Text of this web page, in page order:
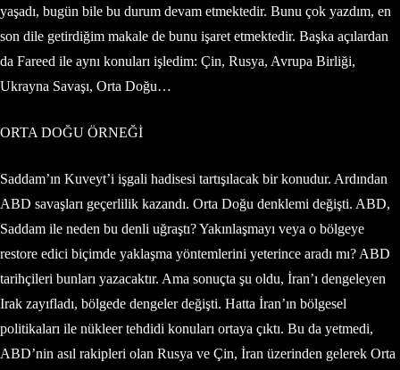
yaşadı, bugün bile bu durum devam etmektedir. Bunu çok yazdım, en
son dile getirdiğim makale de bunu işaret etmektedir. Başka açılardan
da Fareed ile aynı konuları işledim: Çin, Rusya, Avrupa Birliği,
Ukrayna Savaşı, Orta Doğu…
ORTA DOĞU ÖRNEĞİ
Saddam’ın Kuveyt’i işgali hadisesi tartışılacak bir konudur. Ardından
ABD savaşları geçerlilik kazandı. Orta Doğu denklemi değişti. ABD,
Saddam ile neden bu denli uğraştı? Yakınlaşmayı veya o bölgeye
restore edici biçimde yaklaşma yöntemlerini yeterince aradı mı? ABD
tarihçileri bunları yazacaktır. Ama sonuçta şu oldu, İran’ı dengeleyen
Irak zayıfladı, bölgede dengeler değişti. Hatta İran’ın bölgesel
politikaları ile nükleer tehdidi konuları ortaya çıktı. Bu da yetmedi,
ABD’nin asıl rakipleri olan Rusya ve Çin, İran üzerinden gelerek Orta